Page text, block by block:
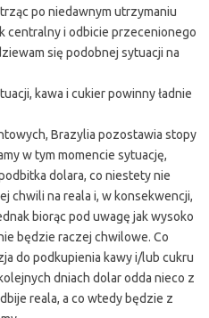
po niedawnym utrzymaniu
centralny i odbicie przecenionego
się podobnej sytuacji na
kawa i cukier powinny ładnie
Brazylia pozostawia stopy
w tym momencie sytuację,
dolara, co niestety nie
chwili na reala i, w konsekwencji,
biorąc pod uwagę jak wysoko
będzie raczej chwilowe. Co
do podkupienia kawy i/lub cukru
dniach dolar odda nieco z
reala, a co wtedy będzie z